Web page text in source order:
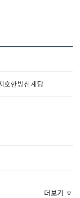
한방삼계탕
더보기 🔽